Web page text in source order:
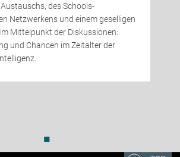
des Schools-
Netzwerkens und einem geselligen
Mittelpunkt der Diskussionen:
und Chancen im Zeitalter der
◼